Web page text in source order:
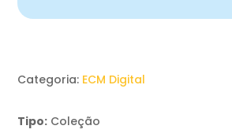
Categoria: ECM Digital
Tipo: Coleção